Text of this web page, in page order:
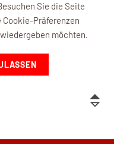
Sie die Seite
Cookie-Präferenzen
möchten.